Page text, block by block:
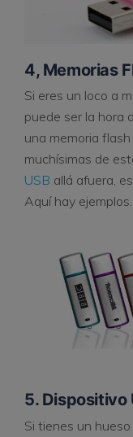
4, Memorias
Si eres un loco a
puede ser la hora
una memoria
muchísimas de
USB allá afuera,
Aquí hay ejemplos.
5. Dispositivo
Si tienes un